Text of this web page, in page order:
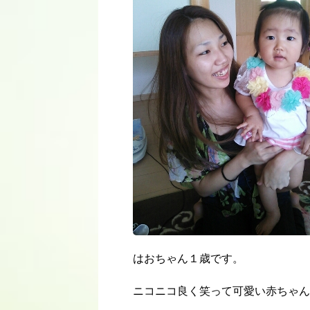
はおちゃん１歳です。
ニコニコ良く笑って可愛い赤ちゃ